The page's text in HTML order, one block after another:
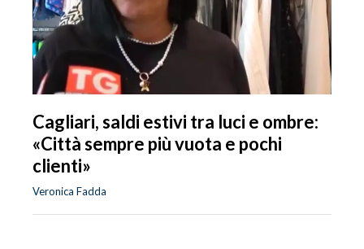
Cagliari, saldi estivi tra luci e ombre:
«Città sempre più vuota e pochi
clienti»
Veronica Fadda